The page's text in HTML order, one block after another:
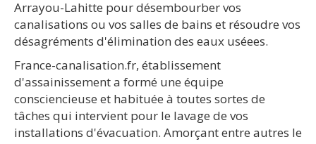
Arrayou-Lahitte pour désembourber vos
canalisations ou vos salles de bains et résoudre vos
désagréments d'élimination des eaux uséees.
France-canalisation.fr, établissement
d'assainissement a formé une équipe
consciencieuse et habituée à toutes sortes de
tâches qui intervient pour le lavage de vos
installations d'évacuation. Amorçant entre autres le